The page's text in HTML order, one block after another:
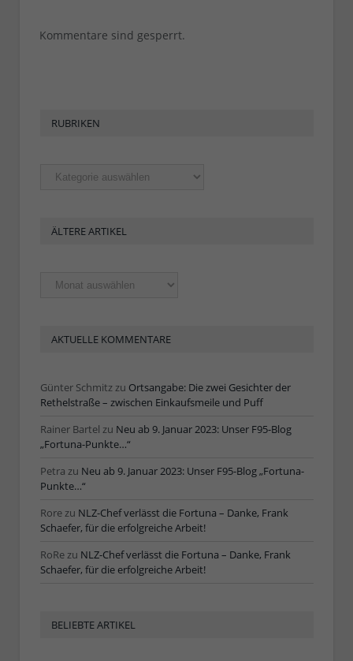
Kommentare sind gesperrt.
RUBRIKEN
Rubriken
ÄLTERE ARTIKEL
Ältere
Artikel
AKTUELLE KOMMENTARE
Günter Schmitzzu Ortsangabe: Die zwei Gesichter der
Rethelstraße – zwischen Einkaufsmeile und Puff
Rainer Bartel zu Neu ab 9. Januar 2023: Unser F95-Blog
„Fortuna-Punkte…“
Petra zu Neu ab 9. Januar 2023: Unser F95-Blog „Fortuna-
Punkte…“
Rorezu NLZ-Chef verlässt die Fortuna – Danke, Frank
Schaefer, für die erfolgreiche Arbeit!
RoRezu NLZ-Chef verlässt die Fortuna – Danke, Frank
Schaefer, für die erfolgreiche Arbeit!
BELIEBTE ARTIKEL